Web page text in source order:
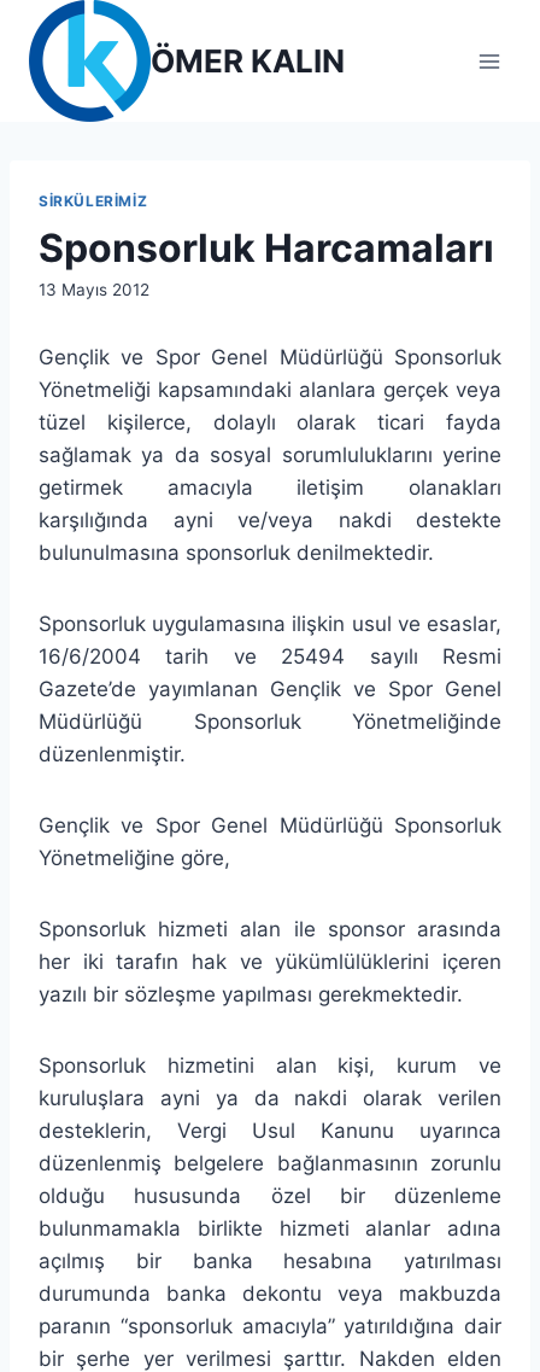
content
ÖMER KALIN
SIRKÜLERIMIZ
Sponsorluk Harcamaları
By
13 Mayıs 2012
Gençlik ve Spor Genel Müdürlüğü Sponsorluk
Yönetmeliği kapsamındaki alanlara gerçek veya
tüzel kişilerce, dolaylı olarak ticari fayda
sağlamak ya da sosyal sorumluluklarını yerine
getirmek amacıyla iletişim olanakları
karşılığında ayni ve/veya nakdi destekte
bulunulmasına sponsorluk denilmektedir.
Sponsorluk uygulamasına ilişkin usul ve esaslar,
16/6/2004 tarih ve 25494 sayılı Resmi
Gazete’de yayımlanan Gençlik ve Spor Genel
Müdürlüğü Sponsorluk Yönetmeliğinde
düzenlenmiştir.
Gençlik ve Spor Genel Müdürlüğü Sponsorluk
Yönetmeliğine göre,
Sponsorluk hizmeti alan ile sponsor arasında
her iki tarafın hak ve yükümlülüklerini içeren
yazılı bir sözleşme yapılması gerekmektedir.
Sponsorluk hizmetini alan kişi, kurum ve
kuruluşlara ayni ya da nakdi olarak verilen
desteklerin, Vergi Usul Kanunu uyarınca
düzenlenmiş belgelere bağlanmasının zorunlu
olduğu hususunda özel bir düzenleme
bulunmamakla birlikte hizmeti alanlar adına
açılmış bir banka hesabına yatırılması
durumunda banka dekontu veya makbuzda
paranın “sponsorluk amacıyla” yatırıldığına dair
bir şerhe yer verilmesi şarttır. Nakden elden